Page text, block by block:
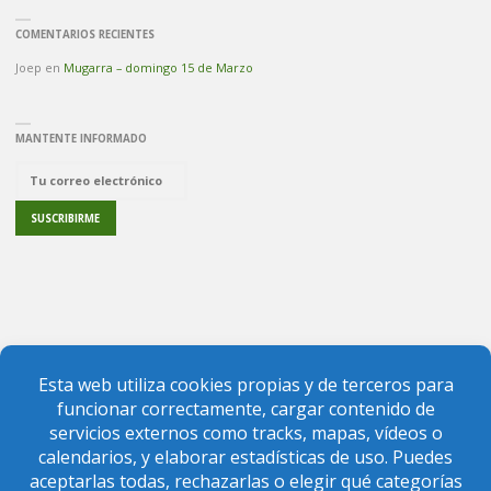
COMENTARIOS RECIENTES
Joep en Mugarra – domingo 15 de Marzo
MANTENTE INFORMADO
PREGUNTAS FRECUENTES
CONTACTO
FEDERACIÓN VIZCAÍNA DE MONTAÑA
FEDERACIÓN VASCA DE MONTAÑA